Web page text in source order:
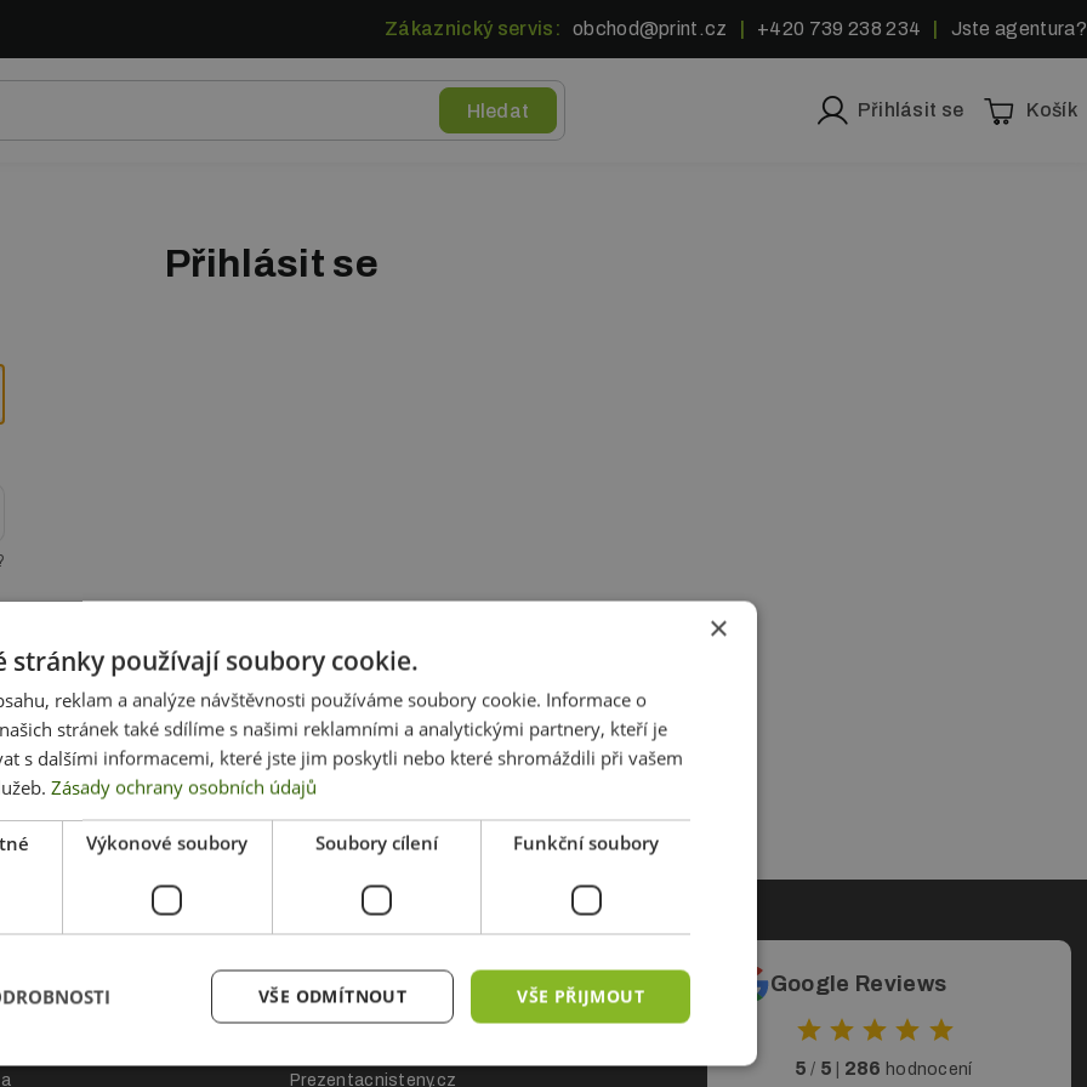
Zákaznický servis: obchod@print.cz +420 739 238 234 Jste agentura?
Přihlásit se Košík
Přihlásit se
Naše další projekty
Nej-rollup.cz
Prezentacnisteny.cz
Google Reviews
5 / 5 286 hodnocení
×
stránky používají soubory cookie.
reklam a analýze návštěvnosti používáme soubory cookie. Informace o
stránek také sdílíme s našimi reklamními a analytickými partnery, kteří je
s dalšími informacemi, které jste jim poskytli nebo které shromáždili při vašem
Zásady ochrany osobních údajů
Výkonové soubory Soubory cílení Funkční soubory
VŠE PŘIJMOUT
VŠE ODMÍTNOUT